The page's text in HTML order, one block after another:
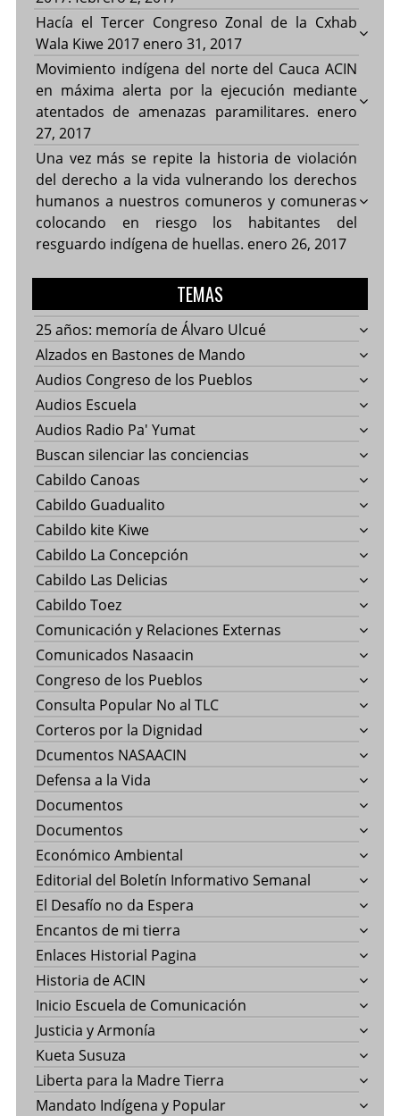
Hacía el Tercer Congreso Zonal de la Cxhab
Wala Kiwe 2017 enero 31, 2017
Movimiento indígena del norte del Cauca ACIN
en máxima alerta por la ejecución mediante
atentados de amenazas paramilitares. enero
27, 2017
Una vez más se repite la historia de violación
del derecho a la vida vulnerando los derechos
humanos a nuestros comuneros y comuneras
colocando en riesgo los habitantes del
resguardo indígena de huellas. enero 26, 2017
TEMAS
25 años: memoría de Álvaro Ulcué
Alzados en Bastones de Mando
Audios Congreso de los Pueblos
Audios Escuela
Audios Radio Pa' Yumat
Buscan silenciar las conciencias
Cabildo Canoas
Cabildo Guadualito
Cabildo kite Kiwe
Cabildo La Concepción
Cabildo Las Delicias
Cabildo Toez
Comunicación y Relaciones Externas
Comunicados Nasaacin
Congreso de los Pueblos
Consulta Popular No al TLC
Corteros por la Dignidad
Dcumentos NASAACIN
Defensa a la Vida
Documentos
Documentos
Económico Ambiental
Editorial del Boletín Informativo Semanal
El Desafío no da Espera
Encantos de mi tierra
Enlaces Historial Pagina
Historia de ACIN
Inicio Escuela de Comunicación
Justicia y Armonía
Kueta Susuza
Liberta para la Madre Tierra
Mandato Indígena y Popular